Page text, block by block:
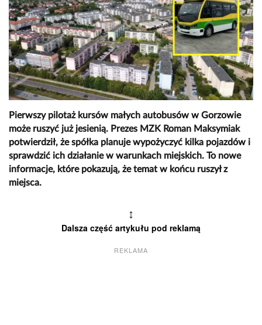
Pierwszy pilotaż kursów małych autobusów w Gorzowie
może ruszyć już jesienią. Prezes MZK Roman Maksymiak
potwierdził, że spółka planuje wypożyczyć kilka pojazdów i
sprawdzić ich działanie w warunkach miejskich. To nowe
informacje, które pokazują, że temat w końcu ruszył z
miejsca.
↕
Dalsza część artykułu pod reklamą
REKLAMA